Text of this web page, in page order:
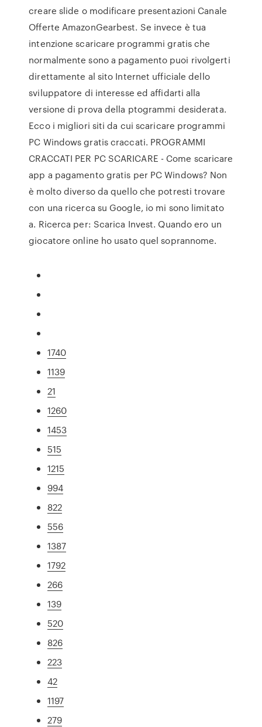
creare slide o modificare presentazioni Canale
Offerte AmazonGearbest. Se invece è tua
intenzione scaricare programmi gratis che
normalmente sono a pagamento puoi rivolgerti
direttamente al sito Internet ufficiale dello
sviluppatore di interesse ed affidarti alla
versione di prova della ptogrammi desiderata.
Ecco i migliori siti da cui scaricare programmi
PC Windows gratis craccati. PROGRAMMI
CRACCATI PER PC SCARICARE - Come scaricare
app a pagamento gratis per PC Windows? Non
è molto diverso da quello che potresti trovare
con una ricerca su Google, io mi sono limitato
a. Ricerca per: Scarica Invest. Quando ero un
giocatore online ho usato quel soprannome.
1740
1139
21
1260
1453
515
1215
994
822
556
1387
1792
266
139
520
826
223
42
1197
279